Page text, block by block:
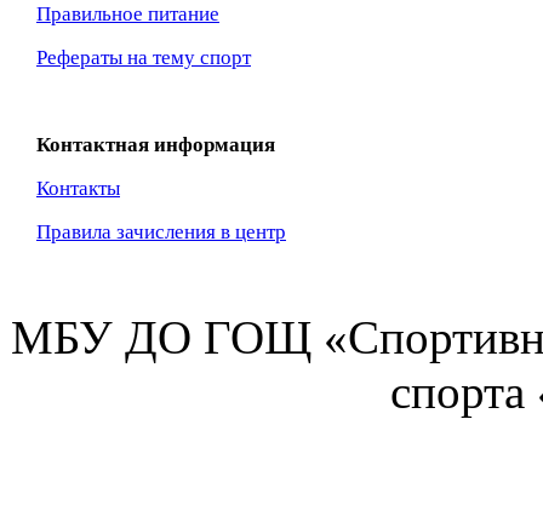
Правильное питание
Рефераты на тему спорт
Контактная информация
Контакты
Правила зачисления в центр
МБУ ДО ГОЩ